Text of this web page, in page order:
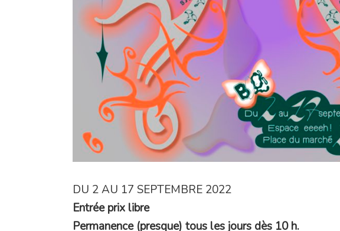
DU 2 AU 17 SEPTEMBRE 2022
Entrée prix libre
Permanence (presque) tous les jours dès 10 h.